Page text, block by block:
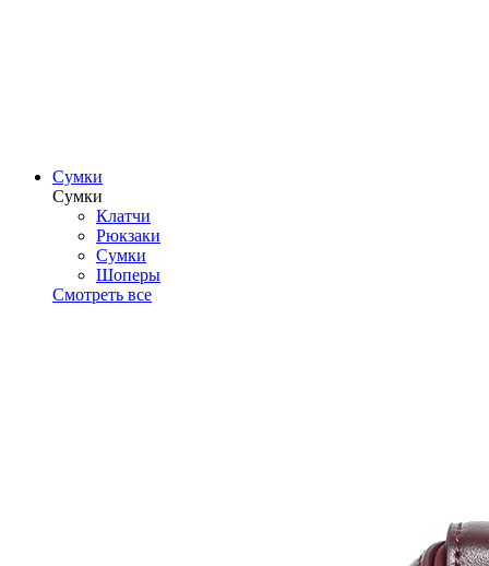
Сумки
Сумки
Клатчи
Рюкзаки
Сумки
Шоперы
Смотреть все